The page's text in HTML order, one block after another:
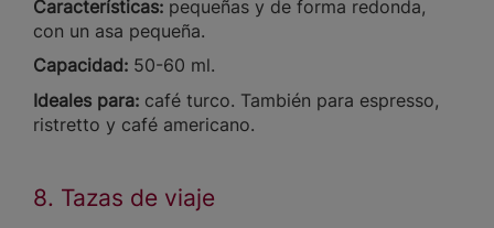
Características: pequeñas y de forma redonda,
con un asa pequeña.
Capacidad: 50-60 ml.
Ideales para: café turco. También para espresso,
ristretto y café americano.
8. Tazas de viaje